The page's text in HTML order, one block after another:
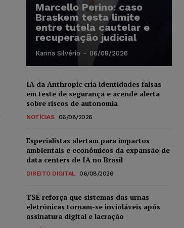
Marcello Perino: caso
Braskem testa limite
entre tutela cautelar e
recuperação judicial
Karina Silvério - 06/08/2026
IA da Anthropic cria identidades falsas
em teste de segurança e acende alerta
sobre riscos de autonomia
NOTÍCIAS 06/08/2026
Especialistas alertam para impactos
ambientais e econômicos da expansão de
data centers de IA no Brasil
DIREITO DIGITAL 06/08/2026
TSE reforça que sistemas das urnas
eletrônicas tornam-se invioláveis após
assinatura digital e lacração